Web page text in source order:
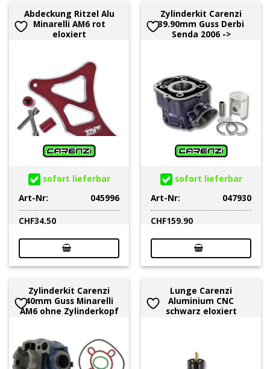
Abdeckung Ritzel Alu
Minarelli AM6 rot
eloxiert
sofort lieferbar
Art-Nr:
045996
CHF34.50
Zylinderkit Carenzi
39.90mm Guss Derbi
Senda 2006 ->
sofort lieferbar
Art-Nr:
047930
CHF159.90
Zylinderkit Carenzi
40mm Guss Minarelli
AM6 ohne Zylinderkopf
Lunge Carenzi
Aluminium CNC
schwarz eloxiert